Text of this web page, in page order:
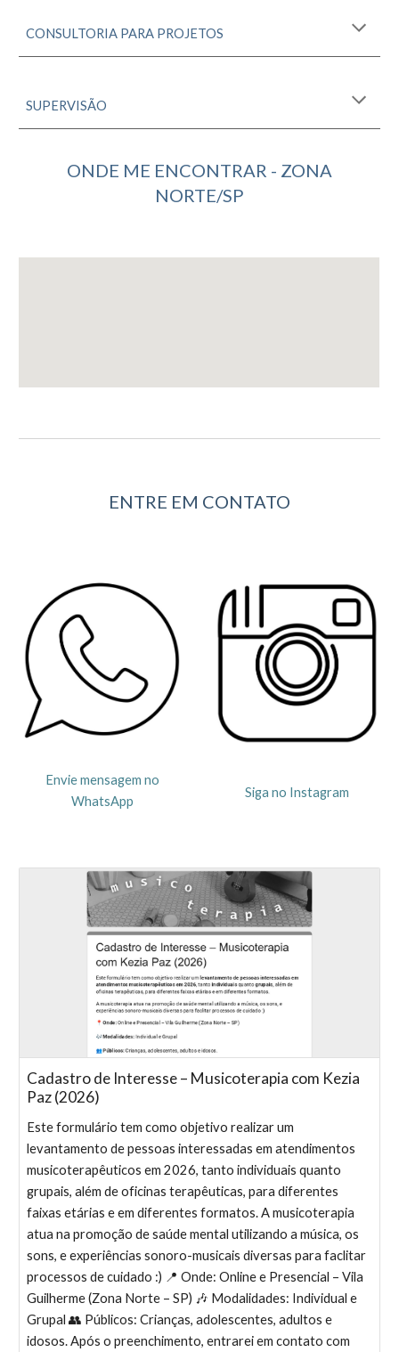
CONSULTORIA PARA PROJETOS
SUPERVISÃO
ONDE ME ENCONTRAR - ZONA
NORTE/SP
ENTRE EM CONTATO
Envie mensagem no
WhatsApp
Siga no Instagram
Cadastro de Interesse – Musicoterapia com Kezia
Paz (2026)
Este formulário tem como objetivo realizar um
levantamento de pessoas interessadas em atendimentos
musicoterapêuticos em 2026, tanto individuais quanto
grupais, além de oficinas terapêuticas, para diferentes
faixas etárias e em diferentes formatos. A musicoterapia
atua na promoção de saúde mental utilizando a música, os
sons, e experiências sonoro-musicais diversas para faclitar
processos de cuidado :) 📍 Onde: Online e Presencial – Vila
Guilherme (Zona Norte – SP) 🎶 Modalidades: Individual e
Grupal 👥 Públicos: Crianças, adolescentes, adultos e
idosos. Após o preenchimento, entrarei em contato com